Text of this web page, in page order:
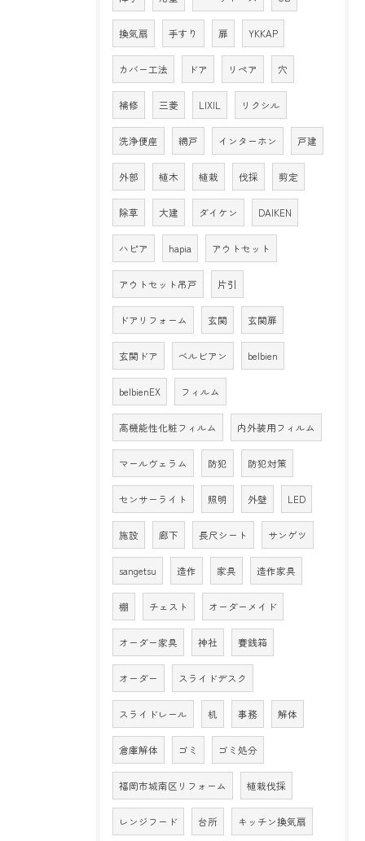
換気扇 手すり 扉 YKKAP
カバー工法 ドア リペア 穴
補修 三菱 LIXIL リクシル
洗浄便座 網戸 インターホン 戸建
外部 植木 植栽 伐採 剪定
除草 大建 ダイケン DAIKEN
ハピア hapia アウトセット
アウトセット吊戸 片引
ドアリフォーム 玄関 玄関扉
玄関ドア ベルビアン belbien
belbienEX フィルム
高機能性化粧フィルム 内外装用フィルム
マールヴェラム 防犯 防犯対策
センサーライト 照明 外壁 LED
施設 廊下 長尺シート サンゲツ
sangetsu 造作 家具 造作家具
棚 チェスト オーダーメイド
オーダー家具 神社 賽銭箱
オーダー スライドデスク
スライドレール 机 事務 解体
倉庫解体 ゴミ ゴミ処分
福岡市城南区リフォーム 植栽伐採
レンジフード 台所 キッチン換気扇